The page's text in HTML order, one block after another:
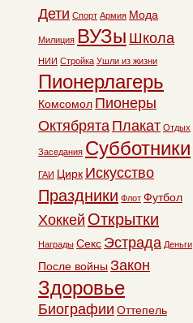
Дети Спорт Армия Мода
Милиция ВУЗы Школа
НИИ Стройка Ушли из жизни
Пионерлагерь
Комсомол Пионеры
Октябрята Плакат Отдых
Заседания Субботники
ГАИ Цирк Искусство
Праздники Флот Футбол
Хоккей Открытки
Награды Секс Эстрада Деньги
После войны Закон
Здоровье
Биографии Оттепель